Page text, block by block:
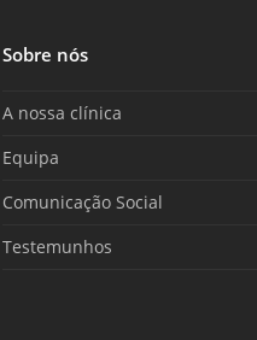
Sobre nós
A nossa clínica
Equipa
Comunicação Social
Testemunhos